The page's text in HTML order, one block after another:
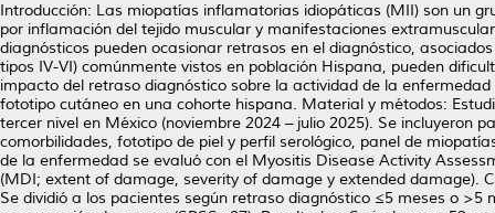
Introducción: Las miopatías inflamatorias idiopáticas (MII) son un
por inflamación del tejido muscular y manifestaciones
diagnósticos pueden ocasionar retrasos en el diagnóstico,
tipos IV-VI) comúnmente vistos en población Hispana, pueden
impacto del retraso diagnóstico sobre la actividad de la
fototipo cutáneo en una cohorte hispana. Material y métodos:
tercer nivel en México (noviembre 2024 – julio 2025). Se incluyeron
comorbilidades, fototipo de piel y perfil serológico, panel de
de la enfermedad se evaluó con el Myositis Disease Activity
(MDI; extent of damage, severity of damage y extended damage).
Se dividió a los pacientes según retraso diagnóstico ≤5 meses o